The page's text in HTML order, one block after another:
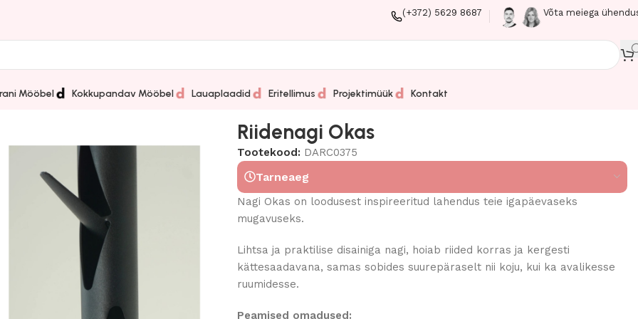
(+372) 5629 8687 Võta meiega
Mööbel Kokkupandav Mööbel Lauaplaadid Eritellimus Projektimüük Kontakt
Riidenagi Okas
Tootekood: DARC0375
Tarneaeg
Nagi Okas on loodusest inspireeritud lahendus teie igapäevaseks
mugavuseks.
Lihtsa ja praktilise disainiga nagi, hoiab riided korras ja kergesti
kättesaadavana, samas sobides suurepäraselt nii koju, kui ka avalikesse
ruumidesse.
Peamised omadused: